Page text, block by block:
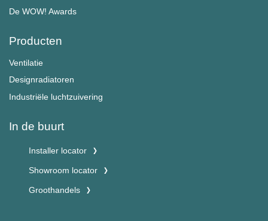
De WOW! Awards
Producten
Ventilatie
Designradiatoren
Industriële luchtzuivering
In de buurt
Installer locator
Showroom locator
Groothandels